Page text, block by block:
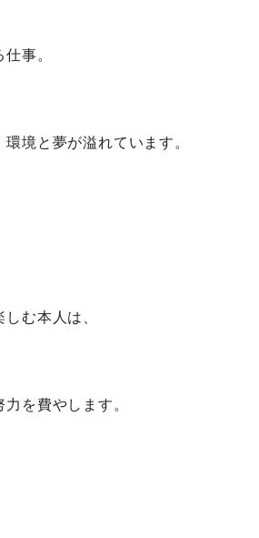
事。
境と夢が溢れています。
む本人は、
を費やします。